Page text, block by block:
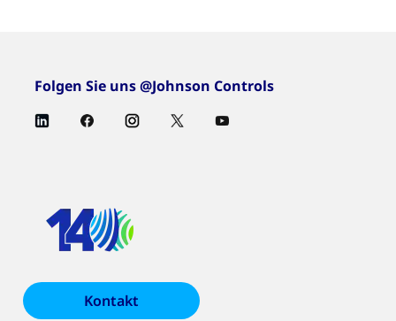
Folgen Sie uns @Johnson Controls
Kontakt